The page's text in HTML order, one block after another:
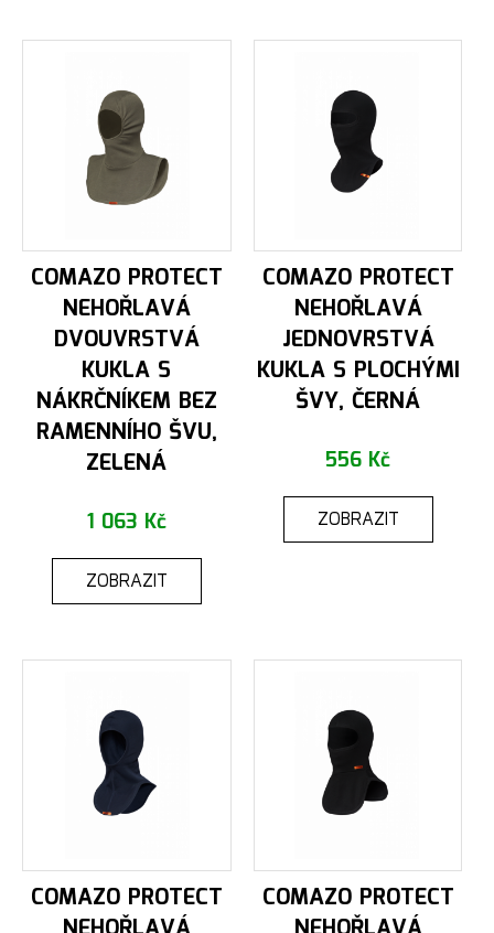
COMAZO PROTECT
NEHOŘLAVÁ
DVOUVRSTVÁ
KUKLA S
NÁKRČNÍKEM BEZ
RAMENNÍHO ŠVU,
ZELENÁ
1 063 Kč
ZOBRAZIT
COMAZO PROTECT
NEHOŘLAVÁ
JEDNOVRSTVÁ
KUKLA S PLOCHÝMI
ŠVY, ČERNÁ
556 Kč
ZOBRAZIT
COMAZO PROTECT
COMAZO PROTECT